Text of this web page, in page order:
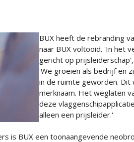
BUX heeft de rebranding
naar BUX voltooid. 'In het
gericht op
'We groeien als bedrijf en
in de ruimte geworden. Dit
merknaam. Het weglaten
deze
alleen een prijsleider.'
is BUX een toonaangevende